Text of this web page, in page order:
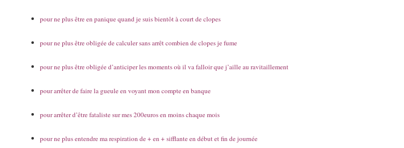
pour ne plus être en panique quand je suis bientôt à court de clopes
pour ne plus être obligée de calculer sans arrêt combien de clopes je fume
pour ne plus être obligée d’anticiper les moments où il va falloir que j’aille au ravitaillement
pour arrêter de faire la gueule en voyant mon compte en banque
pour arrêter d’être fataliste sur mes 200euros en moins chaque mois
pour ne plus entendre ma respiration de + en + sifflante en début et fin de journée